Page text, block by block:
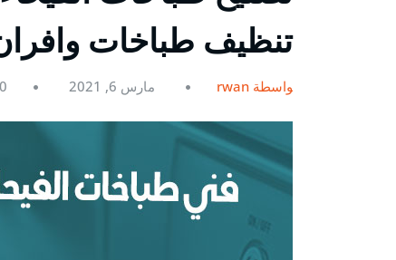
تنظيف طباخات
بواسطة rwan مارس 6, 2021 0